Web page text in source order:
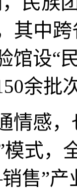
其中
馆设“
余批
感，
模式，
售”产